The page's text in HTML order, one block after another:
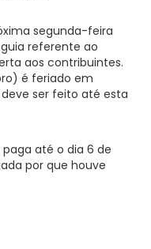
segunda-feira
referente ao
aos contribuintes.
é feriado em
ser feito até esta
até o dia 6 de
por que houve